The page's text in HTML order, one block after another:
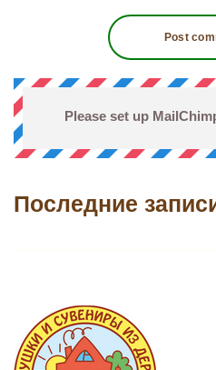
Please set up
Последние